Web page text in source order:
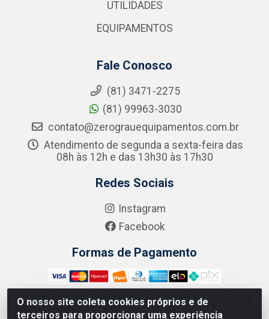
O nosso site coleta cookies próprios e de
terceiros para proporcionar uma experiência
UTILIDADES
EQUIPAMENTOS
Fale Conosco
(81) 3471-2275
(81) 99963-3030
contato@zerograuequipamentos.com.br
Atendimento de segunda a sexta-feira das
08h às 12h e das 13h30 às 17h30
Redes Sociais
Instagram
Facebook
Formas de Pagamento